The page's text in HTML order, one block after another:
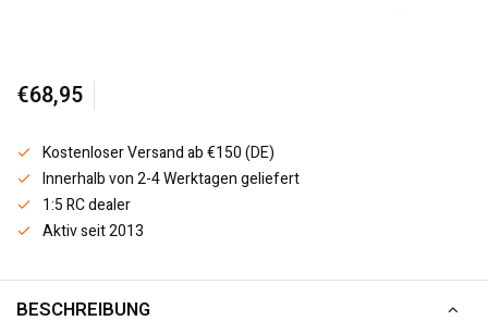
€68,95
Kostenloser Versand ab €150 (DE)
Innerhalb von 2-4 Werktagen geliefert
1:5 RC dealer
Aktiv seit 2013
BESCHREIBUNG